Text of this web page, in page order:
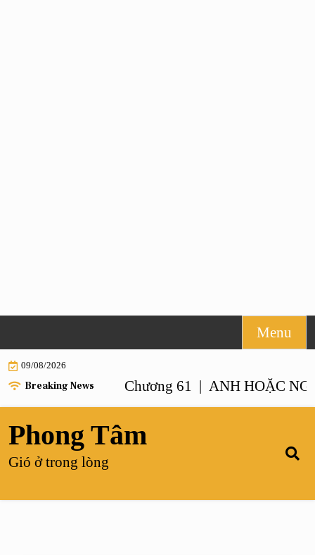
to
content
Menu
09/08/2026
Breaking News
NHƯ ANH – Chương 61 | ANH HOẶC NGƯỜI
Phong Tâm
Gió ở trong lòng